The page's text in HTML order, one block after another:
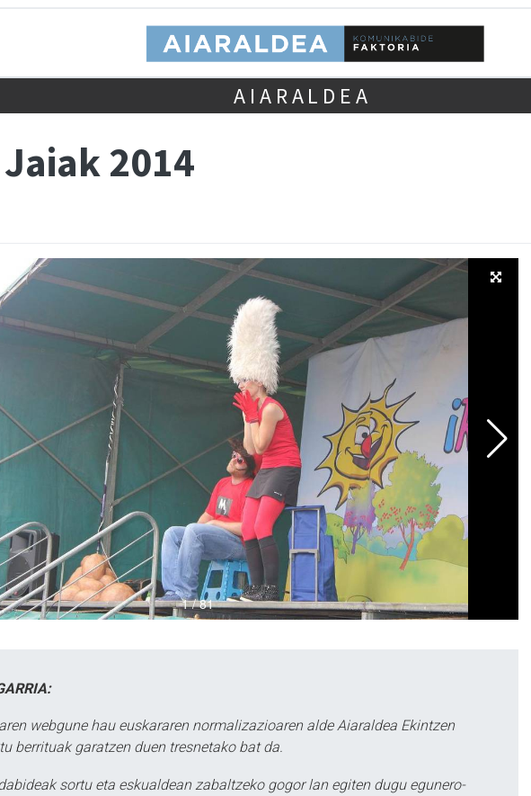
AIARALDEA
2014
webgune hau euskararen normalizazioaren alde Aiaraldea Ekintzen
berrituak garatzen duen tresnetako bat da.
sortu eta eskualdean zabaltzeko gogor lan egiten dugu egunero-